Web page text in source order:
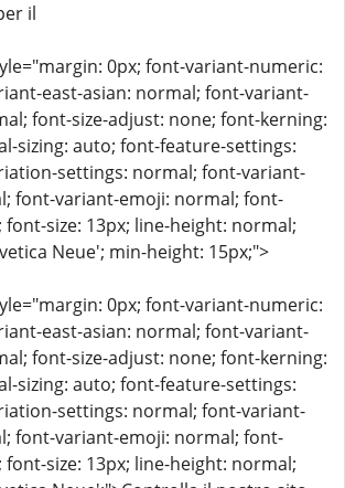
il
0px; font-variant-numeric:
east-asian: normal; font-variant-
font-size-adjust: none; font-kerning:
sizing: auto; font-feature-settings:
settings: normal; font-variant-
font-variant-emoji: normal; font-
size: 13px; line-height: normal;
Neue'; min-height: 15px;">
0px; font-variant-numeric:
east-asian: normal; font-variant-
font-size-adjust: none; font-kerning:
sizing: auto; font-feature-settings:
settings: normal; font-variant-
font-variant-emoji: normal; font-
size: 13px; line-height: normal;